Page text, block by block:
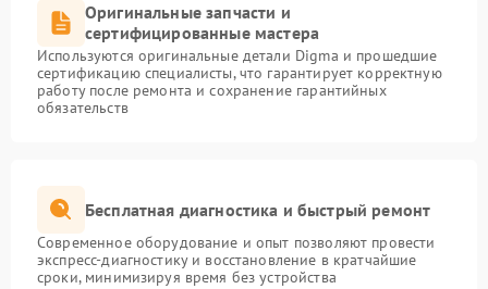
Оригинальные запчасти и
сертифицированные мастера
Используются оригинальные детали Digma и прошедшие
сертификацию специалисты, что гарантирует корректную
работу после ремонта и сохранение гарантийных
обязательств
Бесплатная диагностика и быстрый ремонт
Современное оборудование и опыт позволяют провести
экспресс-диагностику и восстановление в кратчайшие
сроки, минимизируя время без устройства